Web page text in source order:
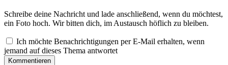
Schreibe deine Nachricht und lade anschließend, wenn du möchtest,
ein Foto hoch. Wir bitten dich, im Austausch höflich zu bleiben.
Ich möchte Benachrichtigungen per E-Mail erhalten, wenn
jemand auf dieses Thema antwortet
Kommentieren